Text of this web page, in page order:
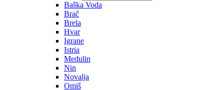
Baška Voda
Brač
Brela
Hvar
Igrane
Istria
Medulin
Nin
Novalja
Omiš